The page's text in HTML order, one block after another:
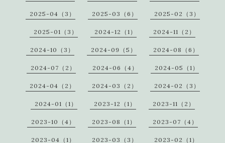
2025-04（3） 2025-03（6） 2025-02（3）
2025-01（3） 2024-12（1） 2024-11（2）
2024-10（3） 2024-09（5） 2024-08（6）
2024-07（2） 2024-06（4） 2024-05（1）
2024-04（2） 2024-03（2） 2024-02（3）
2024-01（1） 2023-12（1） 2023-11（2）
2023-10（4） 2023-08（1） 2023-07（4）
2023-04（1） 2023-03（3） 2023-02（1）